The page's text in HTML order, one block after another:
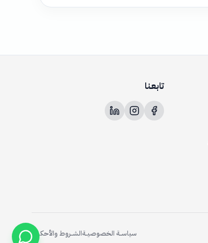
تابعــنا
سياســة الخصوصيــةالشــروط والأحكــام